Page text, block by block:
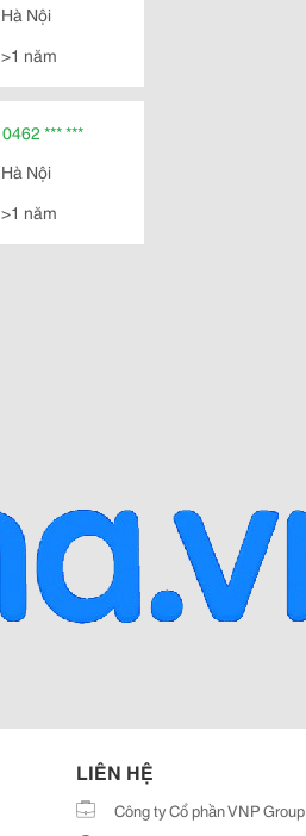
Hà Nội
>1 năm
0462 *** ***
Hà Nội
>1 năm
LIÊN HỆ
Công ty Cổ phần VNP Group